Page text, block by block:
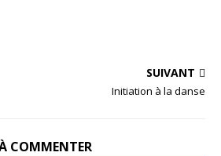
SUIVANT
Initiation à la danse
COMMENTER